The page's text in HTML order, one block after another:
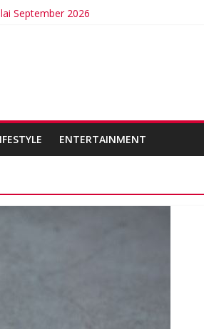
September 2026
Internasional Pertama
Lokal di Timor Leste
Kesehatan
ENTERTAINMENT